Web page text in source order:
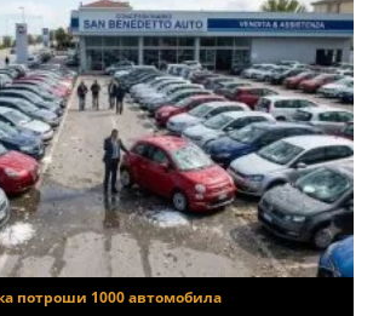
потроши 1000 автомобила